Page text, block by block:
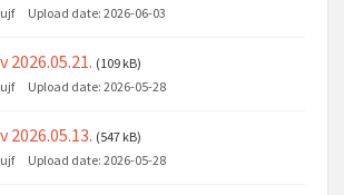
Upload date: 2026-06-03
2026.05.21. (109 kB)
Upload date: 2026-05-28
2026.05.13. (547 kB)
Upload date: 2026-05-28